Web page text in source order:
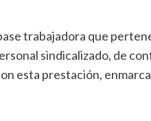
trabajadora que
sindicalizado, de
esta prestación,